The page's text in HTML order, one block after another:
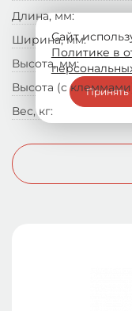
Длина, мм:
Ширина, мм:
Высота, мм:
Высота (с
Вес, кг:
Сайт
Политике в
Принять